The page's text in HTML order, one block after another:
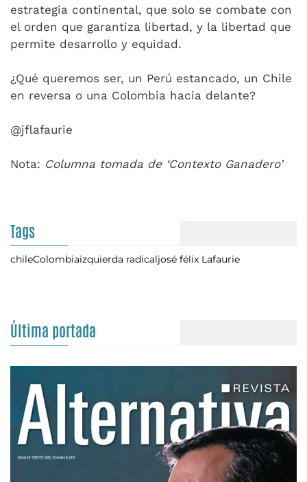
estrategia continental, que solo se combate con
el orden que garantiza libertad, y la libertad que
permite desarrollo y equidad.
¿Qué queremos ser, un Perú estancado, un Chile
en reversa o una Colombia hacia delante?
@jflafaurie
Nota: Columna tomada de ‘Contexto Ganadero’
Tags
chileColombiaizquierda radicaljosé félix Lafaurie
Última portada